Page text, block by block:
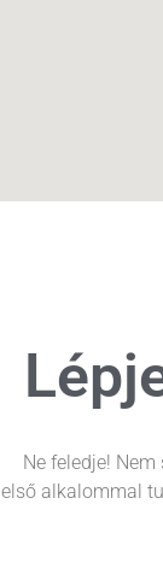
Ne feledje!
alkalommal